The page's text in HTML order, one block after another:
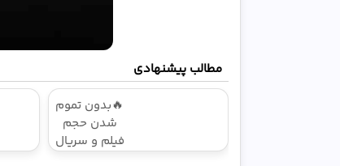
مطالب پیشنهادی
🔥بدون تموم
شدن حجم
فیلم و سریال